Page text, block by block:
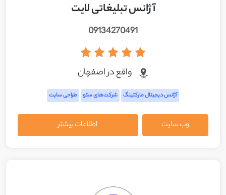
آژانس تبلیغاتی لایت
09134270491
واقع در اصفهان
آژانس دیجیتال مارکتینگ شرکت‌های سئو طراحی سایت
وب سایت اطلاعات بیشتر